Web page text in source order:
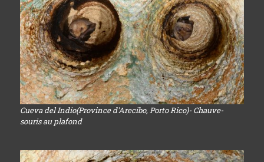
Cueva del Indio(Province d'Arecibo, Porto Rico)- Chauve-
souris au plafond